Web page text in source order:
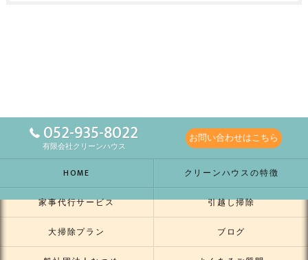
052-935-8022
有限会社クリーンハウス
お問い合わせはこちら
HOME クリーンハウスの特徴
家事代行サービス 引越し掃除
大掃除プラン ブログ